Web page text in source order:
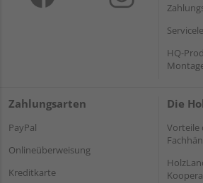
HQ-
Zahlungsarten
PayPal
Onlineüberweisung
Kreditkarte
Die
Vorteile